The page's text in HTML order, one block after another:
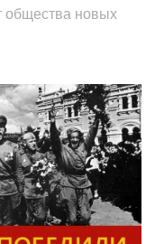
общества новых